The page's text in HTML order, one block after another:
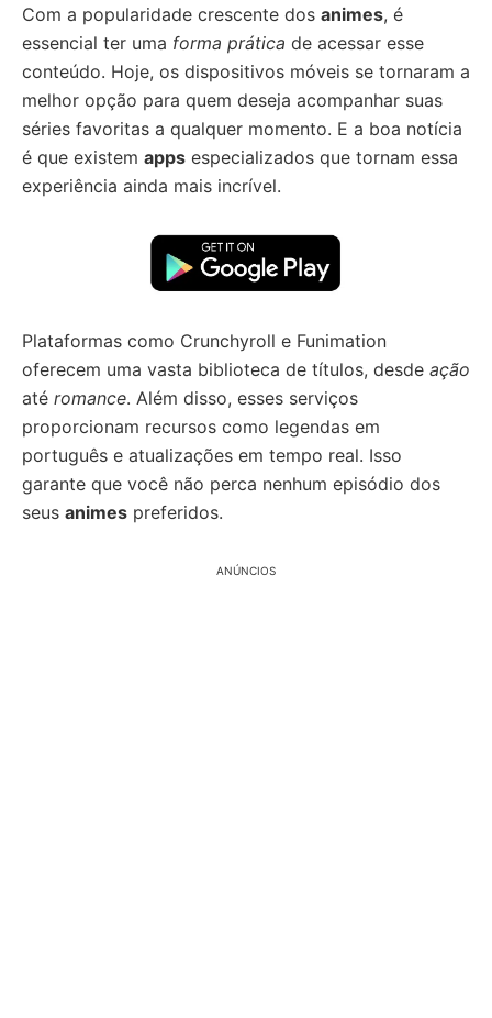
Com a popularidade crescente dos animes, é
essencial ter uma forma prática de acessar esse
conteúdo. Hoje, os dispositivos móveis se tornaram a
melhor opção para quem deseja acompanhar suas
séries favoritas a qualquer momento. E a boa notícia
é que existem apps especializados que tornam essa
experiência ainda mais incrível.
Plataformas como Crunchyroll e Funimation
oferecem uma vasta biblioteca de títulos, desde ação
até romance. Além disso, esses serviços
proporcionam recursos como legendas em
português e atualizações em tempo real. Isso
garante que você não perca nenhum episódio dos
seus animes preferidos.
ANÚNCIOS